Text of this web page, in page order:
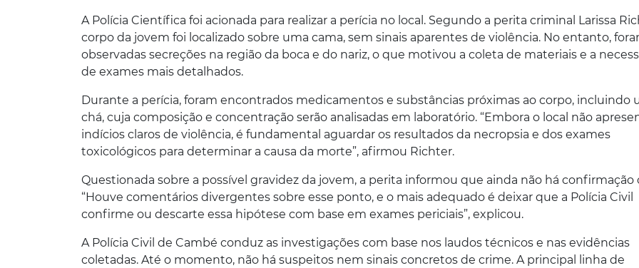
A Polícia Científica foi acionada para realizar a perícia no local. Segundo a perita criminal Larissa
corpo da jovem foi localizado sobre uma cama, sem sinais aparentes de violência. No entanto,
observadas secreções na região da boca e do nariz, o que motivou a coleta de materiais e a
de exames mais detalhados.
Durante a perícia, foram encontrados medicamentos e substâncias próximas ao corpo, incluindo
chá, cuja composição e concentração serão analisadas em laboratório. “Embora o local não
indícios claros de violência, é fundamental aguardar os resultados da necropsia e dos exames
toxicológicos para determinar a causa da morte”, afirmou Richter.
Questionada sobre a possível gravidez da jovem, a perita informou que ainda não há confirmação
“Houve comentários divergentes sobre esse ponto, e o mais adequado é deixar que a Polícia Civil
confirme ou descarte essa hipótese com base em exames periciais”, explicou.
A Polícia Civil de Cambé conduz as investigações com base nos laudos técnicos e nas evidências
coletadas. Até o momento, não há suspeitos nem sinais concretos de crime. A principal linha de